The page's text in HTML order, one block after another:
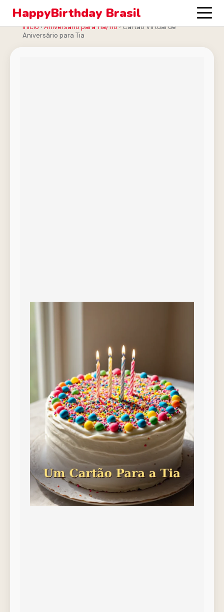
HappyBirthday Brasil
Início›Aniversário para Tia/Tio›Cartão Virtual de
Aniversário para Tia